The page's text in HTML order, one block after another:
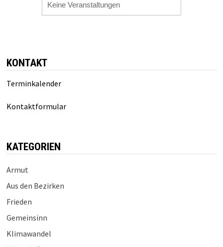
Keine Veranstaltungen
KONTAKT
Terminkalender
Kontaktformular
KATEGORIEN
Armut
Aus den Bezirken
Frieden
Gemeinsinn
Klimawandel